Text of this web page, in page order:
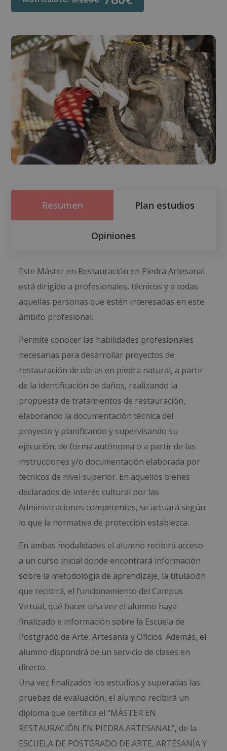
Resumen Plan estudios
Opiniones
Este Máster en Restauración en Piedra Artesanal
está dirigido a profesionales, técnicos y a todas
aquellas personas que estén interesadas en este
ámbito profesional.
Permite conocer las habilidades profesionales
necesarias para desarrollar proyectos de
restauración de obras en piedra natural, a partir
de la identificación de daños, realizando la
propuesta de tratamientos de restauración,
elaborando la documentación técnica del
proyecto y planificando y supervisando su
ejecución, de forma autónoma o a partir de las
instrucciones y/o documentación elaborada por
técnicos de nivel superior. En aquellos bienes
declarados de interés cultural por las
Administraciones competentes, se actuará según
lo que la normativa de protección establezca.
En ambas modalidades el alumno recibirá acceso
a un curso inicial donde encontrará información
sobre la metodología de aprendizaje, la titulación
que recibirá, el funcionamiento del Campus
Virtual, qué hacer una vez el alumno haya
finalizado e información sobre la Escuela de
Postgrado de Arte, Artesanía y Oficios. Además, el
alumno dispondrá de un servicio de clases en
directo.
Una vez finalizados los estudios y superadas las
pruebas de evaluación, el alumno recibirá un
diploma que certifica el “MÁSTER EN
RESTAURACIÓN EN PIEDRA ARTESANAL”, de la
ESCUELA DE POSTGRADO DE ARTE, ARTESANÍA Y